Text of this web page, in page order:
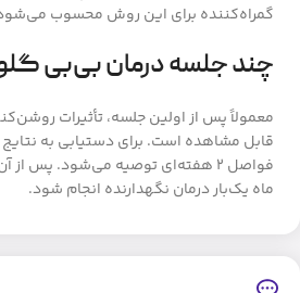
گمراه‌کننده برای این روش محسوب
چند جلسه درمان بی‌بی
معمولاً پس از اولین جلسه، تأثیرات
ماه یک‌بار درمان نگهدارنده انجام شود.